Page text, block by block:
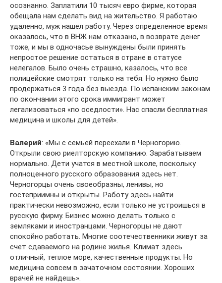
осознанно. Заплатили 10 тысяч евро фирме, которая
обещала нам сделать вид на жительство. Я работаю
удаленно, муж нашел работу. Через определенное время
оказалось, что в ВНЖ нам отказано, в возврате денег
тоже, и мы в одночасье вынуждены были принять
непростое решение остаться в стране в статусе
нелегалов. Было очень страшно, казалось, что все
полицейские смотрят только на тебя. Но нужно было
продержаться 3 года без выезда. По испанским законам
по окончании этого срока иммигрант может
легализоваться «по оседлости». Нас спасли бесплатная
медицина и школы для детей».
Валерий: «Мы с семьей переехали в Черногорию.
Открыли свою риелторскую компанию. Зарабатываем
нормально. Дети учатся в местной школе, поскольку
полноценного русского образования здесь нет.
Черногорцы очень своеобразны, ленивы, но
гостеприимны и открыты. Работу здесь найти
практически невозможно, если только не устроишься в
русскую фирму. Бизнес можно делать только с
земляками и иностранцами. Черногорцы не дают
спокойно работать. Многие соотечественники живут за
счет сдаваемого на родине жилья. Климат здесь
отличный, теплое море, качественные продукты. Но
медицина совсем в зачаточном состоянии. Хороших
врачей не найдешь».